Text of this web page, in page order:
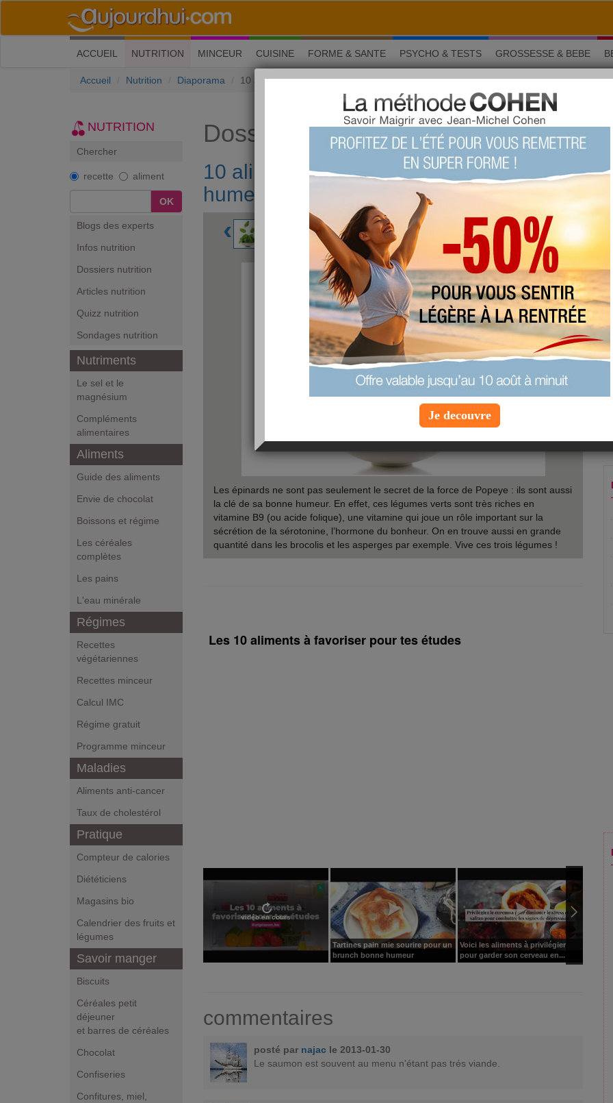
ACCUEIL (current)
NUTRITION MINCEUR CUISINE FORME & SANTE PSYCHO & TESTS GROSSESSE & BEBE
Accueil Nutrition Diaporama 10 aliments qui mettent de bonne humeur !
NUTRITION
Chercher
recette aliment
OK
Blogs des experts
Infos nutrition
Dossiers nutrition
Articles nutrition
Quizz nutrition
Sondages nutrition
Nutriments
Le sel et le
magnésium
Compléments
alimentaires
Aliments
Guide des aliments
Envie de chocolat
Boissons et régime
Les céréales
complètes
Les pains
L'eau minérale
Régimes
Recettes
végétariennes
Recettes minceur
Calcul IMC
Régime gratuit
Programme minceur
Maladies
Aliments anti-cancer
Taux de cholestérol
Pratique
Compteur de calories
Diététiciens
Magasins bio
Calendrier des fruits et
légumes
Savoir manger
Biscuits
Céréales petit
déjeuner
et barres de céréales
Chocolat
Confiseries
Confitures, miel,
Dossiers Nutrition
10 aliments qui mettent de bonne
humeur !
‹ › 1/10
Les épinards ne sont pas seulement le secret de la force de Popeye : ils sont aussi
la clé de sa bonne humeur. En effet, ces légumes verts sont très riches en
vitamine B9 (ou acide folique), une vitamine qui joue un rôle important sur la
sécrétion de la sérotonine, l’hormone du bonheur. On en trouve aussi en grande
quantité dans les brocolis et les asperges par exemple. Vive ces trois légumes !
Les 10 aliments à favoriser pour tes études
vidéo en cours
Tartines pain mie sourire pour un
brunch bonne humeur
Voici les aliments à privilégier
pour garder son cerveau en...
Ces
commentaires
posté par najac le 2013-01-30
Le saumon est souvent au menu n'étant pas trés viande.
Je decouvre